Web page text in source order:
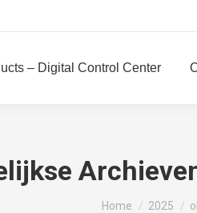
– Digital Control Center
Je bent hier:
Home 2025